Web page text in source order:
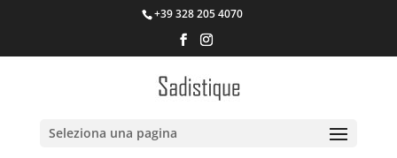
+39 328 205 4070
Seleziona una pagina